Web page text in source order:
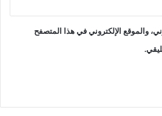
والموقع الإلكتروني في هذا المتصفح